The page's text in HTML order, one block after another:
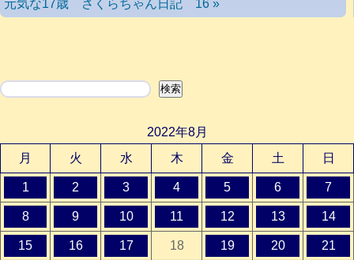
元気な17歳 さくらちゃん日記 16 »
検索 検索
2022年8月
月
火 水 木 金 土 日
1 2 3 4 5 6 7
8 9 10 11 12 13 14
15 16 17 18 19 20 21